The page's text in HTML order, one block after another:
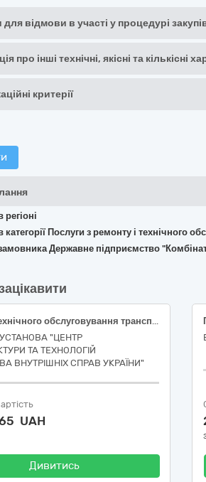
для відмови в участі у процедурі
про інші технічні, якісні та
критерії
регіоні
в категорії Послуги з ремонту і технічного
замовника Державне підприємство
Послуги з технічного обслуговування транспортних засобів за кодом CPV за ЄЗС ДК 021:2015: 50110000-9 «Послуги з ремонту і технічного обслуговування мототранспортних засобів і супутнього обладнання».
"ЦЕНТР
ТА ТЕХНОЛОГІЙ
ВНУТРІШНІХ СПРАВ УКРАЇНИ"
UAH
Дивитись